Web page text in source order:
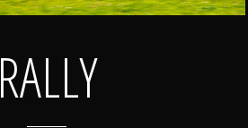
RALLY